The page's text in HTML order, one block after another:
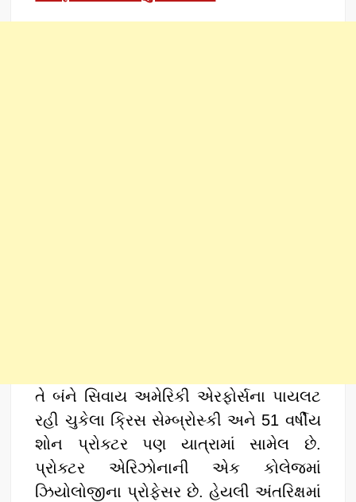
તે બંને સિવાય અમેરિકી એરફોર્સના પાયલટ
રહી ચુકેલા ક્રિસ સેમ્બ્રોસ્કી અને 51 વર્ષીય
શોન પ્રોક્ટર પણ યાત્રામાં સામેલ છે.
પ્રોક્ટર એરિઝોનાની એક કોલેજમાં
ઝિયોલોજીના પ્રોફેસર છે. હેયલી અંતરિક્ષમાં